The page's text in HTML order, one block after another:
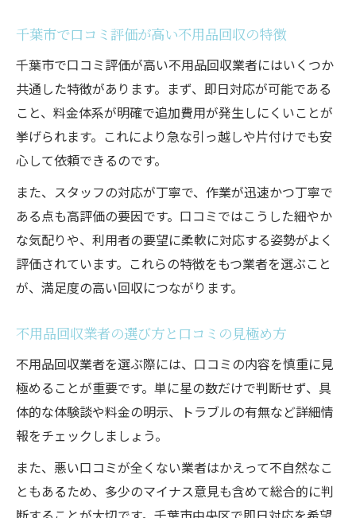
千葉市で口コミ評価が高い不用品回収の特徴
千葉市で口コミ評価が高い不用品回収業者にはいくつか
共通した特徴があります。まず、即日対応が可能である
こと、料金体系が明確で追加費用が発生しにくいことが
挙げられます。これにより急な引っ越しや片付けでも安
心して依頼できるのです。
また、スタッフの対応が丁寧で、作業が迅速かつ丁寧で
ある点も高評価の要因です。口コミではこうした細やか
な気配りや、利用者の要望に柔軟に対応する姿勢がよく
評価されています。これらの特徴をもつ業者を選ぶこと
が、満足度の高い回収につながります。
不用品回収業者の選び方と口コミの見極め方
不用品回収業者を選ぶ際には、口コミの内容を慎重に見
極めることが重要です。単に星の数だけで判断せず、具
体的な体験談や料金の明示、トラブルの有無など詳細情
報をチェックしましょう。
また、悪い口コミが全くない業者はかえって不自然なこ
ともあるため、多少のマイナス意見も含めて総合的に判